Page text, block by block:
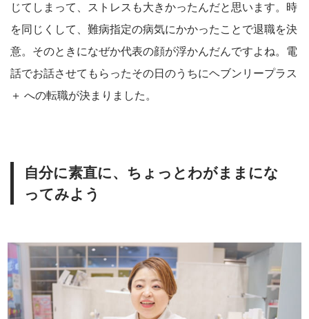
じてしまって、ストレスも大きかったんだと思います。時
を同じくして、難病指定の病気にかかったことで退職を決
意。そのときになぜか代表の顔が浮かんだんですよね。電
話でお話させてもらったその日のうちにヘブンリープラス
＋ への転職が決まりました。
自分に素直に、ちょっとわがままにな
ってみよう